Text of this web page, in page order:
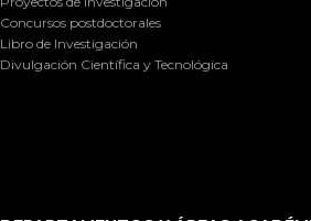
Concursos postdoctorales
Libro de Investigación
Divulgación Científica y Tecnológica